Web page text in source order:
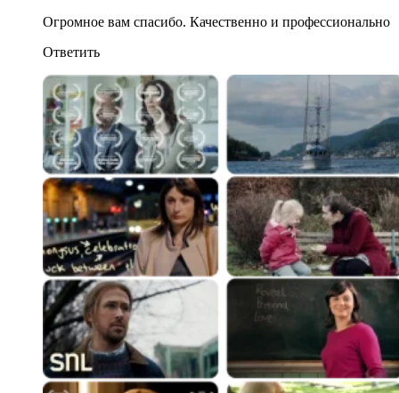
Огромное вам спасибо. Качественно и профессионально
Ответить